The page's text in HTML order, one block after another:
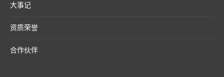
大事记
资质荣誉
合作伙伴